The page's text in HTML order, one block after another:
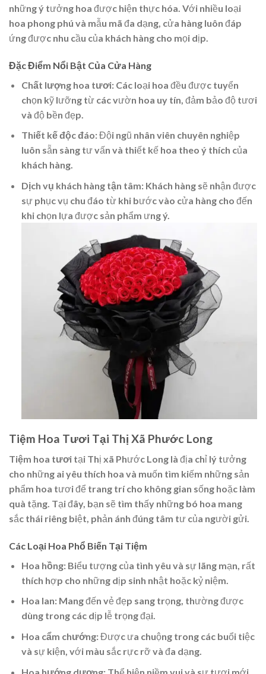
những ý tưởng hoa được hiện thực hóa. Với nhiều loại
hoa phong phú và mẫu mã đa dạng, cửa hàng luôn đáp
ứng được nhu cầu của khách hàng cho mọi dịp.
Đặc Điểm Nổi Bật Của Cửa Hàng
Chất lượng hoa tươi: Các loại hoa đều được tuyển
chọn kỹ lưỡng từ các vườn hoa uy tín, đảm bảo độ tươi
và độ bền đẹp.
Thiết kế độc đáo: Đội ngũ nhân viên chuyên nghiệp
luôn sẵn sàng tư vấn và thiết kế hoa theo ý thích của
khách hàng.
Dịch vụ khách hàng tận tâm: Khách hàng sẽ nhận được
sự phục vụ chu đáo từ khi bước vào cửa hàng cho đến
khi chọn lựa được sản phẩm ưng ý.
Tiệm Hoa Tươi Tại Thị Xã Phước Long
Tiệm hoa tươi tại Thị xã Phước Long là địa chỉ lý tưởng
cho những ai yêu thích hoa và muốn tìm kiếm những sản
phẩm hoa tươi để trang trí cho không gian sống hoặc làm
quà tặng. Tại đây, bạn sẽ tìm thấy những bó hoa mang
sắc thái riêng biệt, phản ánh đúng tâm tư của người gửi.
Các Loại Hoa Phổ Biến Tại Tiệm
Hoa hồng: Biểu tượng của tình yêu và sự lãng mạn, rất
thích hợp cho những dịp sinh nhật hoặc kỷ niệm.
Hoa lan: Mang đến vẻ đẹp sang trọng, thường được
dùng trong các dịp lễ trọng đại.
Hoa cẩm chướng: Được ưa chuộng trong các buổi tiệc
và sự kiện, với màu sắc rực rỡ và đa dạng.
Hoa hướng dương: Thể hiện niềm vui và sự tươi mới,